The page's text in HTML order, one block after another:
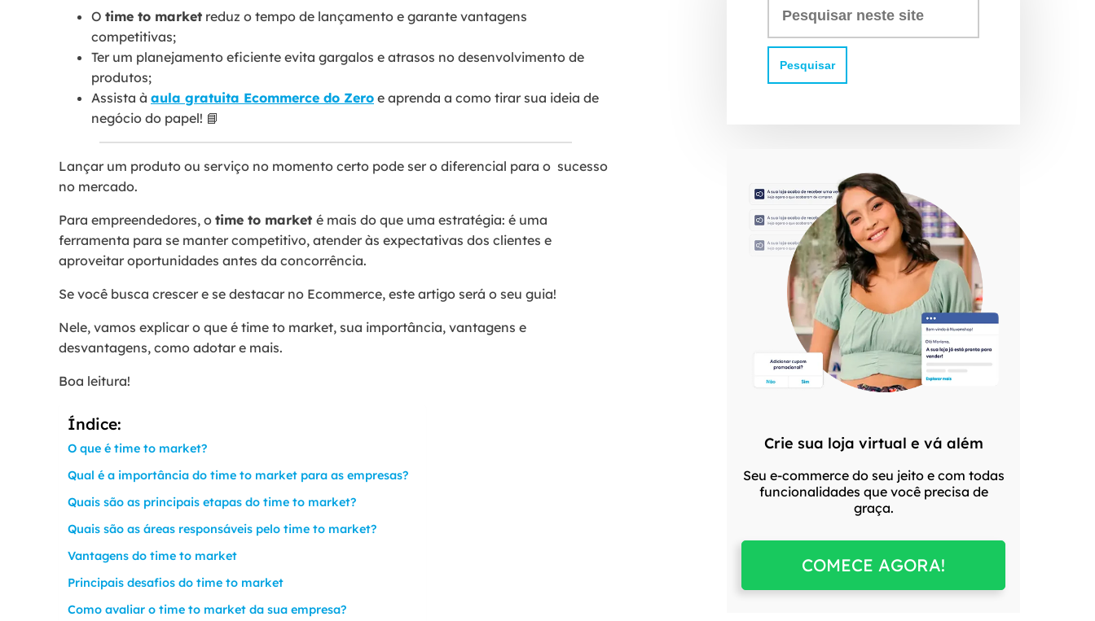
O time to market reduz o tempo de lançamento e garante vantagens
competitivas;
Ter um planejamento eficiente evita gargalos e atrasos no desenvolvimento de
produtos;
Assista à aula gratuita Ecommerce do Zero e aprenda a como tirar sua ideia de
negócio do papel! 📘
Lançar um produto ou serviço no momento certo pode ser o diferencial para o sucesso
no mercado.
Para empreendedores, o time to market é mais do que uma estratégia: é uma
ferramenta para se manter competitivo, atender às expectativas dos clientes e
aproveitar oportunidades antes da concorrência.
Se você busca crescer e se destacar no Ecommerce, este artigo será o seu guia!
Nele, vamos explicar o que é time to market, sua importância, vantagens e
desvantagens, como adotar e mais.
Boa leitura!
Índice:
O que é time to market?
Qual é a importância do time to market para as empresas?
Quais são as principais etapas do time to market?
Quais são as áreas responsáveis pelo time to market?
Vantagens do time to market
Principais desafios do time to market
Como avaliar o time to market da sua empresa?
neste
site:
Crie sua loja virtual e vá além
Seu e-commerce do seu jeito e com todas
funcionalidades que você precisa de
graça.
COMECE AGORA!